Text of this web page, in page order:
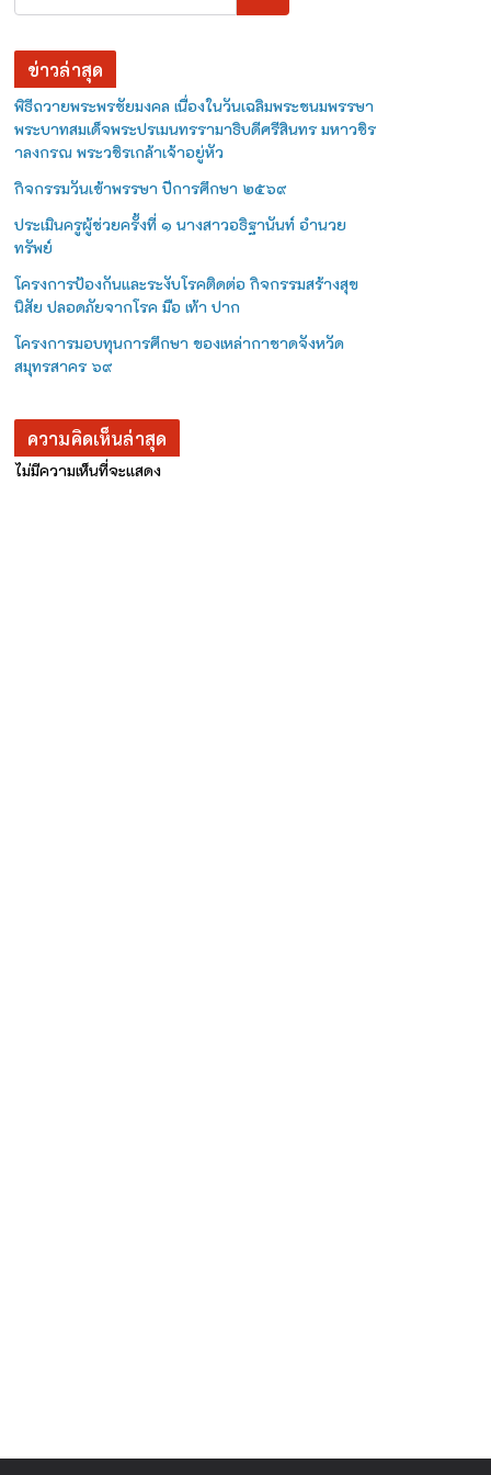
ข่าวล่าสุด
พิธีถวายพระพรชัยมงคล เนื่องในวันเฉลิมพระชนมพรรษา
พระบาทสมเด็จพระปรเมนทรรามาธิบดีศรีสินทร มหาวชิร
าลงกรณ พระวชิรเกล้าเจ้าอยู่หัว
กิจกรรมวันเข้าพรรษา ปีการศึกษา ๒๕๖๙
ประเมินครูผู้ช่วยครั้งที่ ๑ นางสาวอธิฐานันท์ อำนวย
ทรัพย์
โครงการป้องกันและระงับโรคติดต่อ กิจกรรมสร้างสุข
นิสัย ปลอดภัยจากโรค มือ เท้า ปาก
โครงการมอบทุนการศึกษา ของเหล่ากาชาดจังหวัด
สมุทรสาคร ๖๙
ความคิดเห็นล่าสุด
ไม่มีความเห็นที่จะแสดง